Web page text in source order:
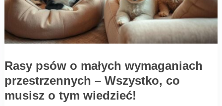
Rasy psów o małych wymaganiach
przestrzennych – Wszystko, co
musisz o tym wiedzieć!